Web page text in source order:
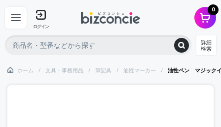
ログイン
0
詳細
検索
ホーム 文具・事務用品 筆記具 油性マーカー 油性ペン マジック